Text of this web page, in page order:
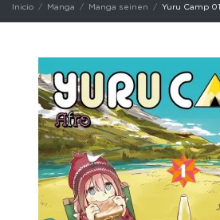
Inicio Manga Manga seinen Yuru Camp 01